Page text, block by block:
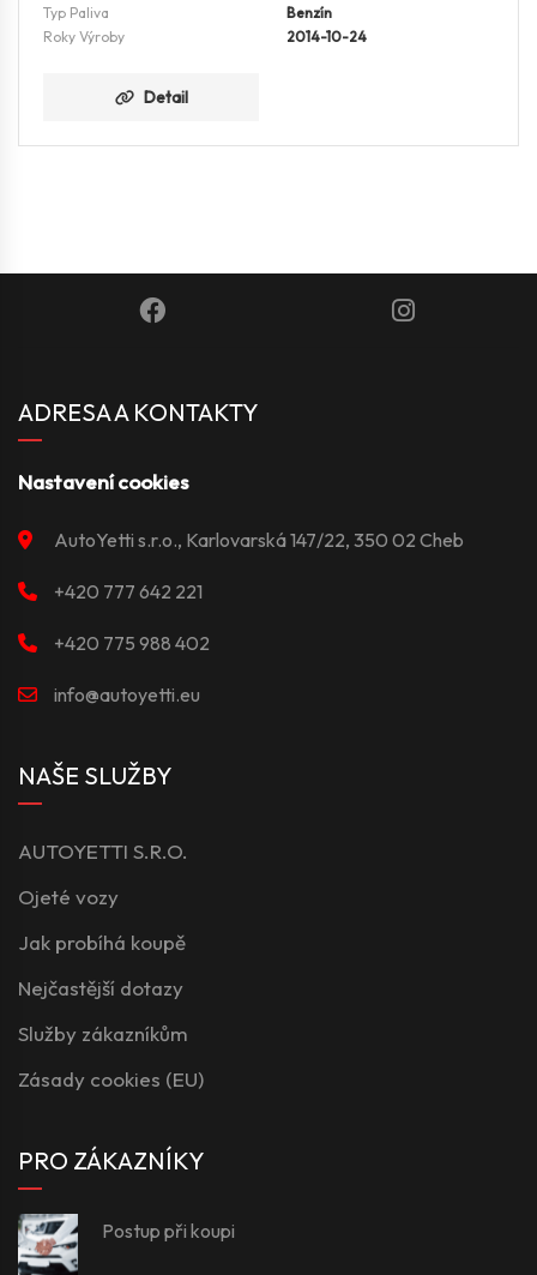
Typ Paliva
Benzín
Roky Výroby
2014-10-24
Detail
ADRESA A KONTAKTY
Nastavení cookies
AutoYetti s.r.o., Karlovarská 147/22, 350 02 Cheb
+420 777 642 221
+420 775 988 402
info@autoyetti.eu
NAŠE SLUŽBY
AUTOYETTI S.R.O.
Ojeté vozy
Jak probíhá koupě
Nejčastější dotazy
Služby zákazníkům
Zásady cookies (EU)
PRO ZÁKAZNÍKY
Postup při koupi